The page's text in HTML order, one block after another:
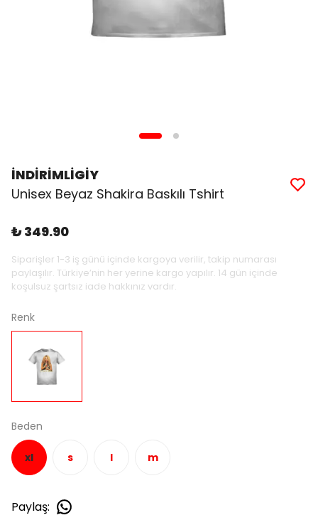
İNDİRİMLİGİY
Unisex Beyaz Shakira Baskılı Tshirt
₺ 349.90
Siparişler 1-3 iş günü içinde kargoya verilir, takip numarası
paylaşılır. Türkiye’nin her yerine kargo yapılır. 14 gün içinde
koşulsuz şartsız iade hakkınız vardır.
Renk
Beden
xl s l m
Paylaş: